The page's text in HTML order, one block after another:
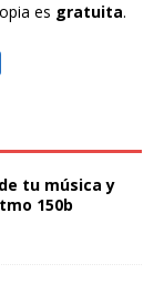
es gratuita.
tu música y
150b